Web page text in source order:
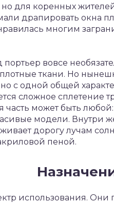
для коренных
драпировать окна
многим
портьер вовсе
ткани. Но
с одной общей
сложное сплетение
может быть любой:
модели. Внутри
дорогу лучам
пеной.
использования. Они